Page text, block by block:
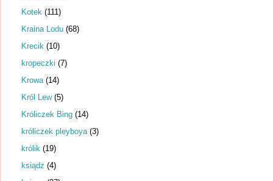
Kotek (111)
Kraina Lodu (68)
Krecik (10)
kropeczki (7)
Krowa (14)
Król Lew (5)
Króliczek Bing (14)
króliczek pleyboya (3)
królik (19)
ksiądz (4)